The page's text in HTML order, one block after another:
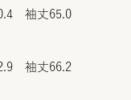
袖丈65.0
袖丈66.2